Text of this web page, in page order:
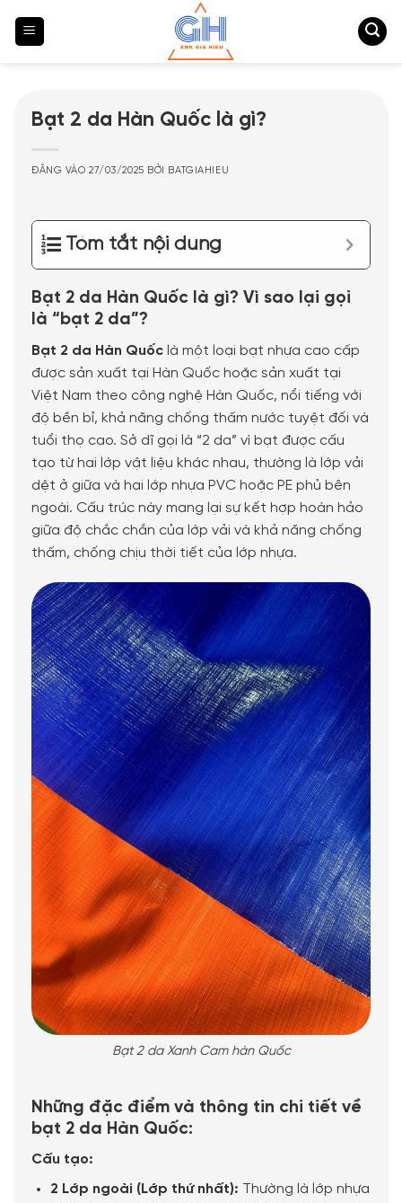
qua
Bạt 2 da Hàn Quốc là gì?
ĐĂNG VÀO27/03/2025 BỞI BATGIAHIEU
Tóm tắt nội dung
Bạt 2 da Hàn Quốc là gì? Vì sao lại gọi
là “bạt 2 da”?
Bạt 2 da Hàn Quốc là một loại bạt nhựa cao cấp
được sản xuất tại Hàn Quốc hoặc sản xuất tại
Việt Nam theo công nghệ Hàn Quốc, nổi tiếng với
độ bền bỉ, khả năng chống thấm nước tuyệt đối và
tuổi thọ cao. Sở dĩ gọi là “2 da” vì bạt được cấu
tạo từ hai lớp vật liệu khác nhau, thường là lớp vải
dệt ở giữa và hai lớp nhựa PVC hoặc PE phủ bên
ngoài. Cấu trúc này mang lại sự kết hợp hoàn hảo
giữa độ chắc chắn của lớp vải và khả năng chống
thấm, chống chịu thời tiết của lớp nhựa.
Bạt 2 da Xanh Cam hàn Quốc
Những đặc điểm và thông tin chi tiết về
bạt 2 da Hàn Quốc:
Cấu tạo:
2 Lớp ngoài (Lớp thứ nhất): Thường là lớp nhựa